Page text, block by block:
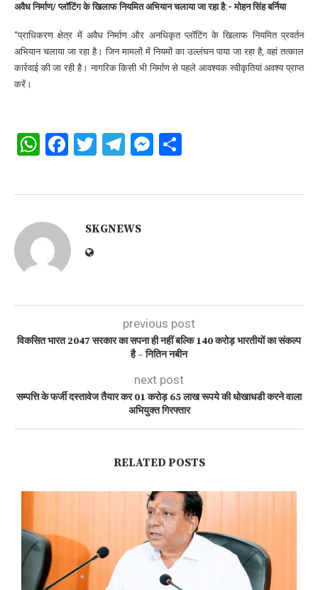
अवैध निर्माण/ प्लॉटिंग के खिलाफ नियमित अभियान चलाया जा रहा है:- मोहन सिंह बर्निया
“प्राधिकरण क्षेत्र में अवैध निर्माण और अनधिकृत प्लॉटिंग के खिलाफ नियमित प्रवर्तन
अभियान चलाया जा रहा है। जिन मामलों में नियमों का उल्लंघन पाया जा रहा है, वहां तत्काल
कार्रवाई की जा रही है। नागरिक किसी भी निर्माण से पहले आवश्यक स्वीकृतियां अवश्य प्राप्त
करें।
WhatsApp
Facebook
Twitter
Telegram
Messenger
SKGNEWS
previous post
विकसित भारत 2047 सरकार का सपना ही नहीं बल्कि 140 करोड़ भारतीयों का संकल्प
है – नितिन नबीन
next post
सम्पत्ति के फर्जी दस्तावेज तैयार कर 01 करोड़ 65 लाख रूपये की धोखाधडी करने वाला
अभियुक्त गिरफ्तार
RELATED POSTS